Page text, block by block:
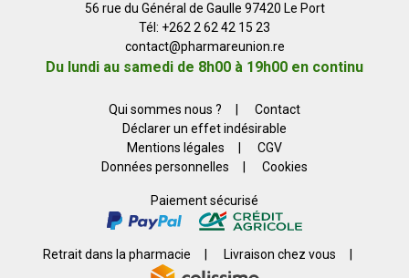
56 rue du Général de Gaulle 97420 Le Port
Tél: +262 2 62 42 15 23
contact@pharmareunion.re
Du lundi au samedi de 8h00 à 19h00 en continu
Qui sommes nous ?
Contact
Déclarer un effet indésirable
Mentions légales
CGV
Données personnelles
Cookies
Paiement sécurisé
Retrait dans la pharmacie Livraison chez vous